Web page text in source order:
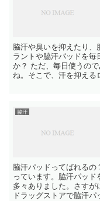
脇汗や臭いを抑えたり
ラントや脇汗パッドを毎
か？ ただ、毎日使うの
ね。そこで、汗を抑える
脇汗
脇汗パッドってばれる
っています。脇汗パッ
多々ありました。さす
ドラッグストアで脇汗